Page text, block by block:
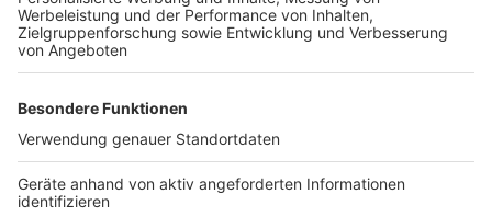
Weitere Themen von Rhein und Erft
Anzeige
Hürther Schüler entwickeln Kommunal-O-Mat
Hauptausschuss verweist Tempo-30-Antrag in
Hürth weiter